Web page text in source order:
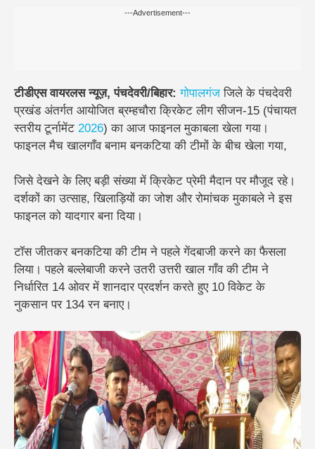
---Advertisement---
टीडीएस वायरलस न्यूज़, पंचदेवरी/बिहार: गोपालगंजजिले के पंचदेवरी
प्रखंड अंतर्गत आयोजितब्रम्हचौरा क्रिकेट लीग सीजन-15 (पंचायत
स्तरीय टूर्नामेंट 2026) का आज फाइनल मुकाबला खेला गया।
फाइनल मैच खालगाँवबनाम बनकटिया की टीमों के बीच खेला गया,
जिसे देखने के लिए बड़ी संख्या में क्रिकेट प्रेमी मैदान पर मौजूद रहे।
दर्शकों का उत्साह, खिलाड़ियों का जोश और रोमांचक मुकाबले ने इस
फाइनल को यादगार बना दिया।
टॉस जीतकर बनकटिया की टीम ने पहले गेंदबाजी करने का फैसला
लिया। पहले बल्लेबाजी करने उतरी उत्तरी खाल गाँव की टीम ने
निर्धारित 14 ओवर में शानदार प्रदर्शन करते हुए 10 विकेट के
नुकसान पर 134 रन बनाए।